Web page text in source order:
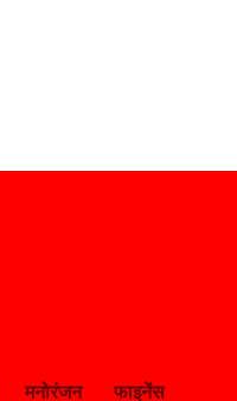
मनोरंजन फाइनेंस